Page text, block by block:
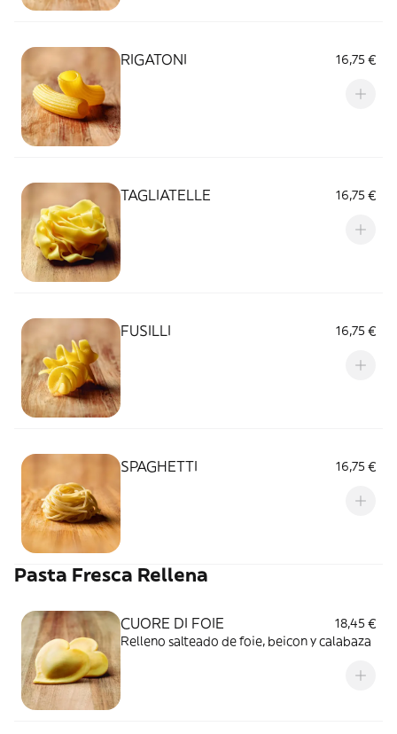
RIGATONI 16,75 €
TAGLIATELLE 16,75 €
FUSILLI 16,75 €
SPAGHETTI 16,75 €
Pasta Fresca Rellena
CUORE DI FOIE
18,45 €
Relleno salteado de foie, beicon y calabaza